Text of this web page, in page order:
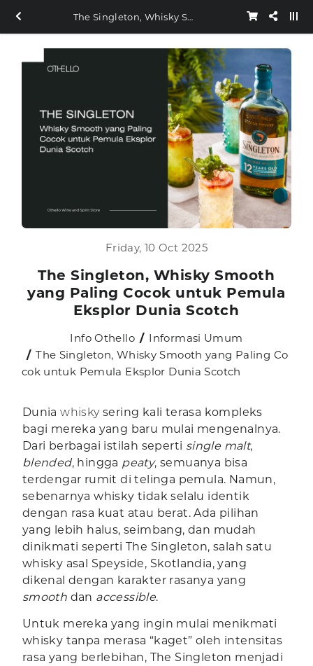
The Singleton, Whisky Smooth yang Paling Cocok untuk Pemula Eksplor Dunia Scotch
Friday, 10 Oct 2025
The Singleton, Whisky Smooth
yang Paling Cocok untuk Pemula
Eksplor Dunia Scotch
Info Othello
Informasi Umum
The Singleton, Whisky Smooth yang Paling Co
cok untuk Pemula Eksplor Dunia Scotch
Duniawhiskysering kali terasa kompleks
bagi mereka yang baru mulai mengenalnya.
Dari berbagai istilah seperti single malt,
blended, hingga peaty, semuanya bisa
terdengar rumit di telinga pemula. Namun,
sebenarnya whisky tidak selalu identik
dengan rasa kuat atau berat. Ada pilihan
yang lebih halus, seimbang, dan mudah
dinikmati seperti The Singleton, salah satu
whisky asal Speyside, Skotlandia, yang
dikenal dengan karakter rasanya yang
smooth dan accessible.
Untuk mereka yang ingin mulai menikmati
whisky tanpa merasa “kaget” oleh intensitas
rasa yang berlebihan, The Singleton menjadi